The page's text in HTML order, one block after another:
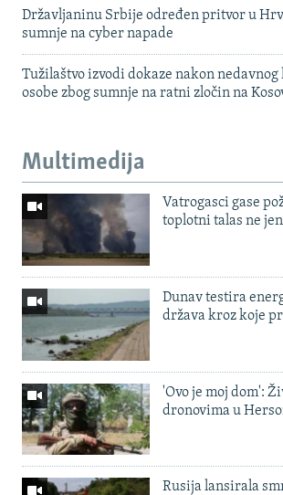
Državljaninu Srbije određen pritvor u
sumnje na cyber napade
Tužilaštvo izvodi dokaze nakon nedavnog
osobe zbog sumnje na ratni zločin na
Multimedija
Vatrogasci gase
toplotni talas ne
Dunav testira
država kroz koje
'Ovo je moj dom':
dronovima u
Rusija lansirala